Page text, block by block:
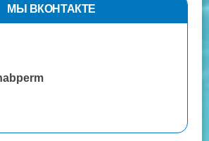
МЫ ВКОНТАКТЕ